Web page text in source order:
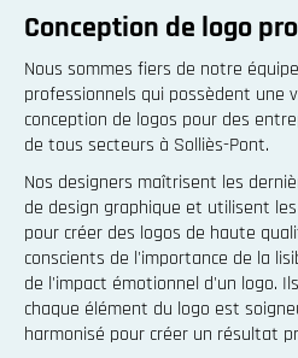
Conception de logo
Nous sommes fiers de notre
professionnels qui possèdent une
conception de logos pour des
de tous secteurs à Solliès-Pont.
Nos designers maîtrisent les
de design graphique et utilisent
pour créer des logos de haute
conscients de l'importance de la
de l'impact émotionnel d'un logo.
chaque élément du logo est
harmonisé pour créer un résultat